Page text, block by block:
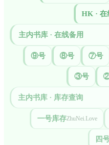
HK · 在
主内书库 · 在线备用
⑨号 ⑧号 ⑦号
③号
主内书库 · 库存查询
一号库存ZhuNei.Love
四